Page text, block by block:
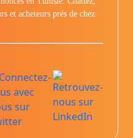
et acheteurs prés de chez